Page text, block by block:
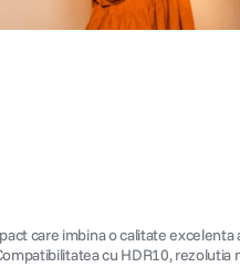
care imbina o calitate
cu HDR10,